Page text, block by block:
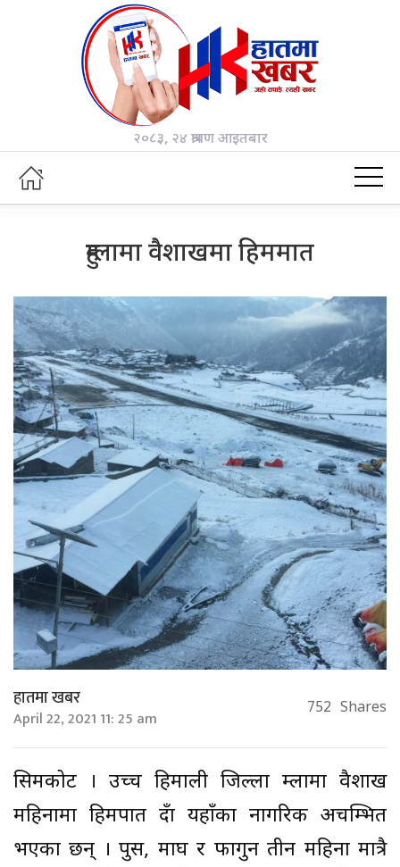
२०८३, २४ श्रावण आइतबार
हुम्लामा वैशाखमा हिममात
हातमा खबर
April 22, 2021 11: 25 am 752 Shares
सिमकोट । उच्च हिमाली जिल्ला हुम्लामा वैशाख
महिनामा हिमपात हुँदा यहाँका नागरिक अचम्भित
भएका छन् । पुस, माघ र फागुन तीन महिना मात्रै